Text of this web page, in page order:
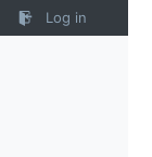
Log in